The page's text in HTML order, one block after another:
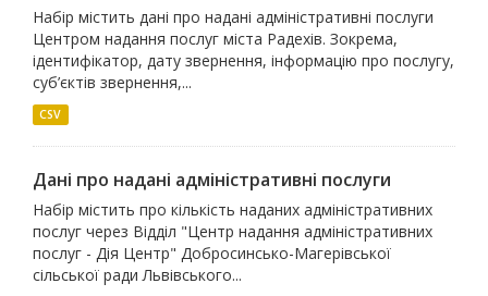
Набір містить дані про надані адміністративні послуги
Центром надання послуг міста Радехів. Зокрема,
ідентифікатор, дату звернення, інформацію про послугу,
суб’єктів звернення,...
CSV
Дані про надані адміністративні послуги
Набір містить про кількість наданих адміністративних
послуг через Відділ "Центр надання адміністративних
послуг - Дія Центр" Добросинсько-Магерівської
сільської ради Львівського...